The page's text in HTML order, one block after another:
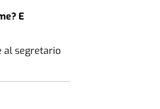
E
al segretario